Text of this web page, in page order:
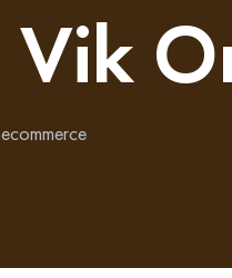
Vik
ecommerce